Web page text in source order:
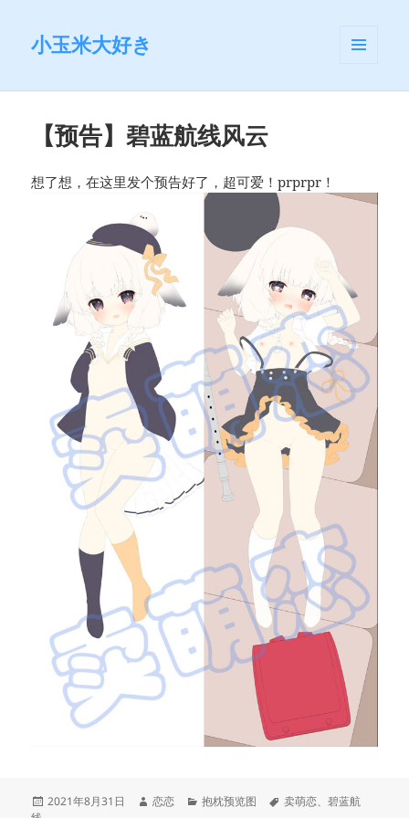
小玉米大好き
挂件
【预告】碧蓝航线风云
想了想，在这里发个预告好了，超可爱！prprpr！
发
2021年8月31日
作
恋恋
分
抱枕预览图
标
卖萌恋、碧蓝航